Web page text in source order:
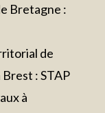
Bretagne :
de
: STAP
à